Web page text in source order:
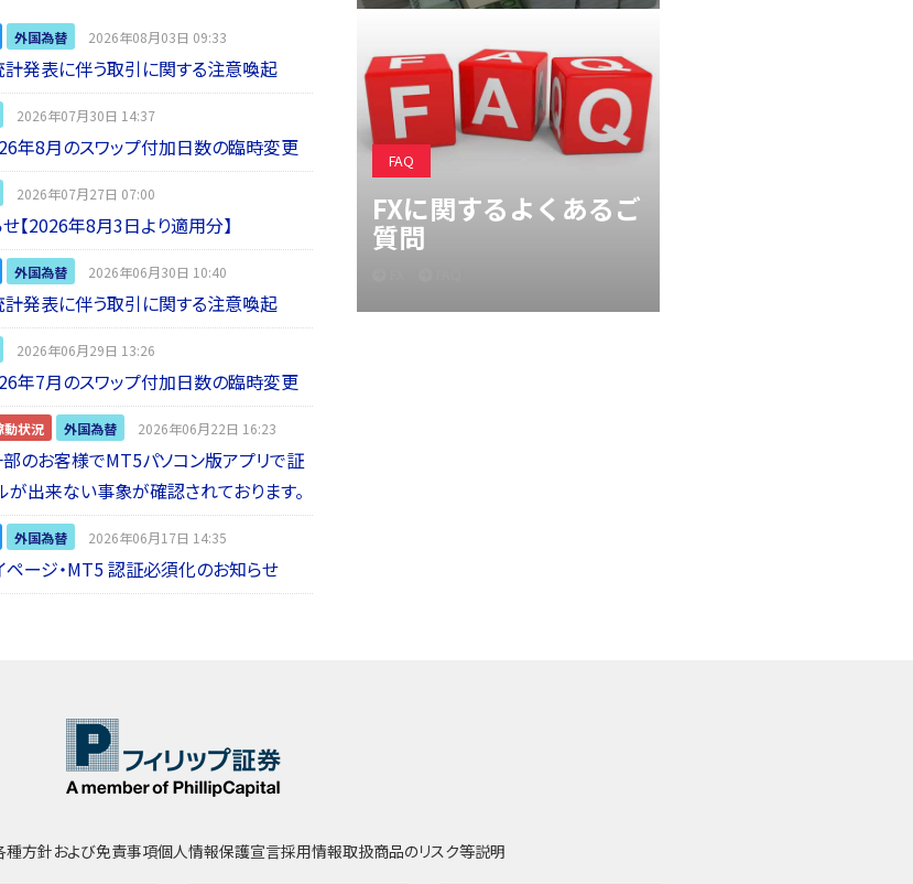
外国為替 2026年08月03日 09:33
計発表に伴う取引に関する注意喚起
2026年07月30日 14:37
年8月のスワップ付加日数の臨時変更
2026年07月27日 07:00
【2026年8月3日より適用分】
外国為替 2026年06月30日 10:40
計発表に伴う取引に関する注意喚起
2026年06月29日 13:26
年7月のスワップ付加日数の臨時変更
動状況 外国為替 2026年06月22日 16:23
部のお客様でMT5パソコン版アプリで証
が出来ない事象が確認されております。
外国為替 2026年06月17日 14:35
ページ・MT5 認証必須化のお知らせ
FAQ
FXに関するよくあるご
質問
種方針および免責事項個人情報保護宣言採用情報取扱商品のリスク等説明